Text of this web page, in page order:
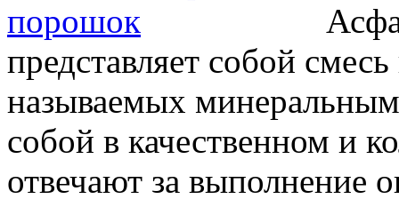
представляет собой
называемых
собой в качественном и
отвечают за выполнение